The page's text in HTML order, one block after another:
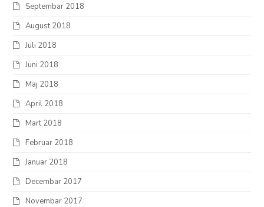
Septembar 2018
August 2018
Juli 2018
Juni 2018
Maj 2018
April 2018
Mart 2018
Februar 2018
Januar 2018
Decembar 2017
Novembar 2017